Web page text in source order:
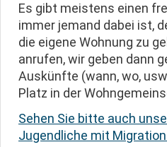
Es gibt meistens einen
immer jemand dabei ist,
die eigene Wohnung zu
anrufen, wir geben dann
Auskünfte (wann, wo,
Platz in der
Sehen Sie bitte auch
Jugendliche mit